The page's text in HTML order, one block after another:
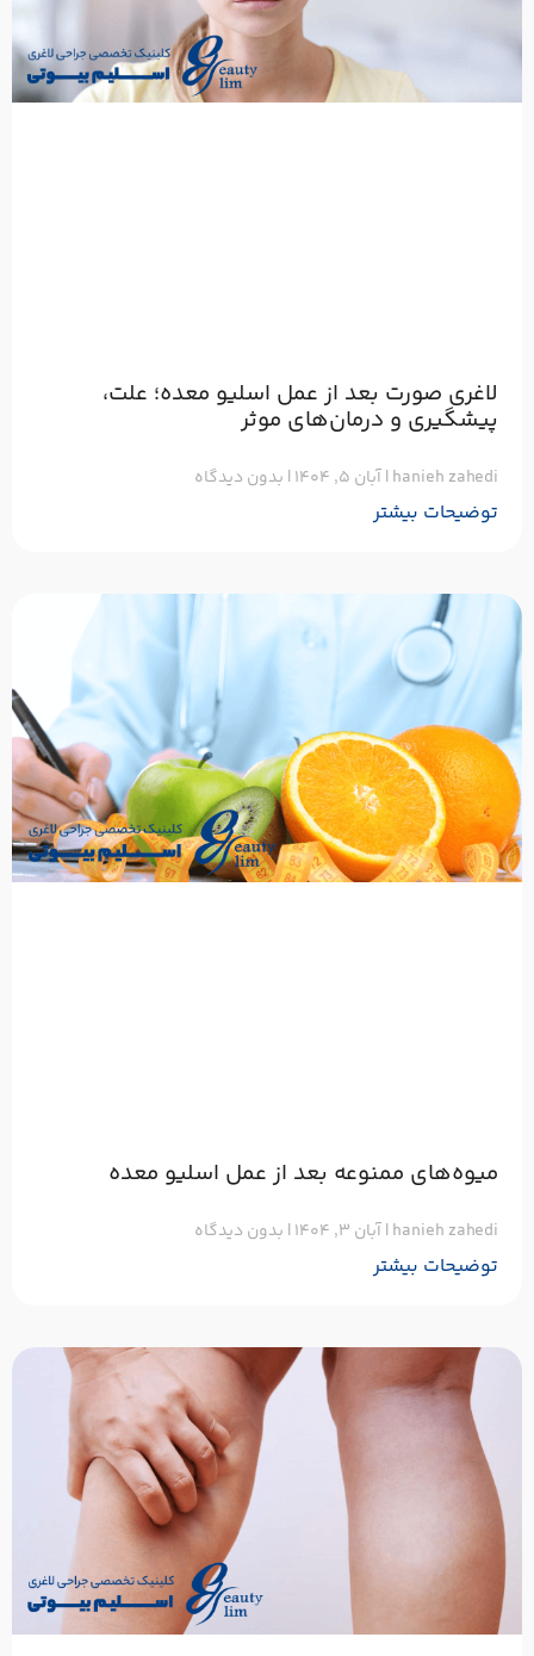
لاغری صورت بعد از عمل اسلیو معده؛ علت،
پیشگیری و درمان‌های موثر
hanieh zahedi آبان ۵, ۱۴۰۴ بدون دیدگاه
توضیحات بیشتر
میوه‌های ممنوعه بعد از عمل اسلیو معده
hanieh zahedi آبان ۳, ۱۴۰۴ بدون دیدگاه
توضیحات بیشتر